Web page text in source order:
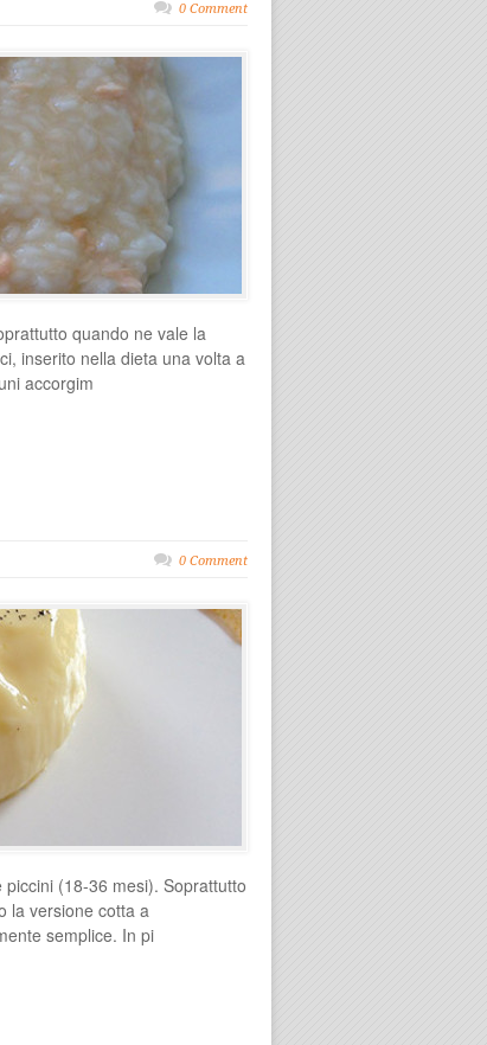
0 Comment
quando ne vale la
inserito nella dieta una volta a
accorgim
0 Comment
(18-36 mesi). Soprattutto
la versione cotta a
semplice. In pi